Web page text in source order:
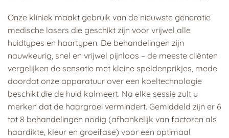
Onze kliniek maakt gebruik van de nieuwste generatie
medische lasers die geschikt zijn voor vrijwel alle
huidtypes en haartypen. De behandelingen zijn
nauwkeurig, snel en vrijwel pijnloos – de meeste cliënten
vergelijken de sensatie met kleine speldenprikjes, mede
doordat onze apparatuur over een koeltechnologie
beschikt die de huid kalmeert. Na elke sessie zult u
merken dat de haargroei vermindert. Gemiddeld zijn er 6
tot 8 behandelingen nodig (afhankelijk van factoren als
haardikte, kleur en groeifase) voor een optimaal